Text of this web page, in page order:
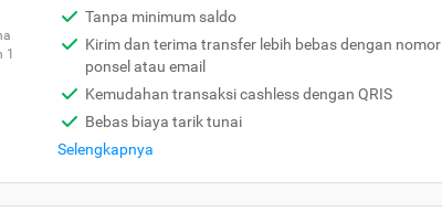
1
Tanpa minimum saldo
Kirim dan terima transfer lebih bebas dengan nomor
ponsel atau email
Kemudahan transaksi cashless dengan QRIS
Bebas biaya tarik tunai
Selengkapnya